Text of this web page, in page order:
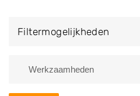
van Meerkerk en ontvang
Zoekt u liever naar een
Filtermogelijkheden